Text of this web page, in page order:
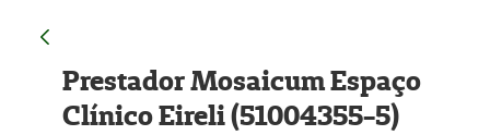
Prestador Mosaicum Espaço
Clínico Eireli (51004355-5)